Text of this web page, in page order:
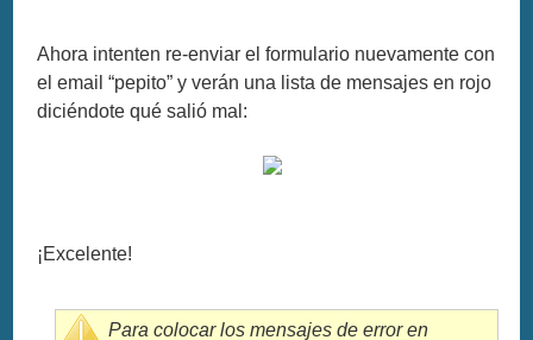
Ahora intenten re-enviar el formulario nuevamente con
el email “pepito” y verán una lista de mensajes en rojo
diciéndote qué salió mal:
¡Excelente!
Para colocar los mensajes de error en